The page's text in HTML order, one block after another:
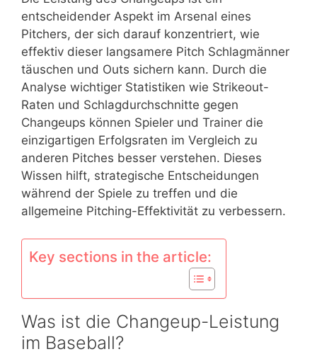
entscheidender Aspekt im Arsenal eines
Pitchers, der sich darauf konzentriert, wie
effektiv dieser langsamere Pitch Schlagmänner
täuschen und Outs sichern kann. Durch die
Analyse wichtiger Statistiken wie Strikeout-
Raten und Schlagdurchschnitte gegen
Changeups können Spieler und Trainer die
einzigartigen Erfolgsraten im Vergleich zu
anderen Pitches besser verstehen. Dieses
Wissen hilft, strategische Entscheidungen
während der Spiele zu treffen und die
allgemeine Pitching-Effektivität zu verbessern.
Key sections in the article:
Was ist die Changeup-Leistung
im Baseball?